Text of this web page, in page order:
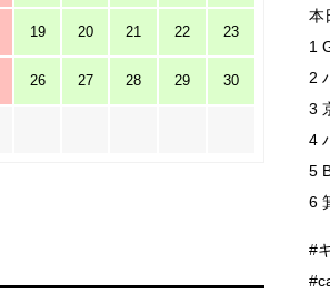
本
1
2
3
4
5
6
#
19 20 21 22 23
26 27 28 29 30